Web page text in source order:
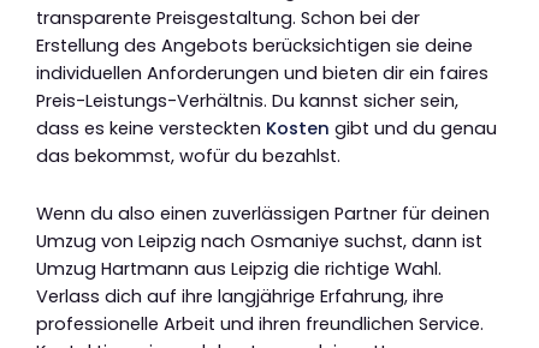
transparente Preisgestaltung. Schon bei der
Erstellung des Angebots berücksichtigen sie deine
individuellen Anforderungen und bieten dir ein faires
Preis-Leistungs-Verhältnis. Du kannst sicher sein,
dass es keine versteckten Kosten gibt und du genau
das bekommst, wofür du bezahlst.
Wenn du also einen zuverlässigen Partner für deinen
Umzug von Leipzig nach Osmaniye suchst, dann ist
Umzug Hartmann aus Leipzig die richtige Wahl.
Verlass dich auf ihre langjährige Erfahrung, ihre
professionelle Arbeit und ihren freundlichen Service.